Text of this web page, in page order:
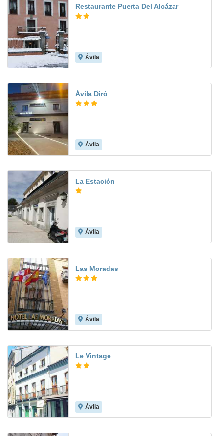
Restaurante Puerta Del Alcázar
Ávila
Ávila Diró
Ávila
La Estación
Ávila
Las Moradas
Ávila
Le Vintage
Ávila